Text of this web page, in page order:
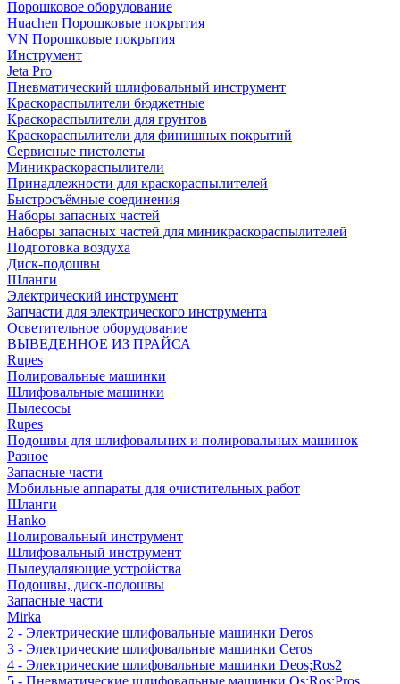
Порошковое оборудование
Huachen Порошковые покрытия
VN Порошковые покрытия
Инструмент
Jeta Pro
Пневматический шлифовальный инструмент
Краскораспылители бюджетные
Краскораспылители для грунтов
Краскораспылители для финишных покрытий
Сервисные пистолеты
Миникраскораспылители
Принадлежности для краскораспылителей
Быстросъёмные соединения
Наборы запасных частей
Наборы запасных частей для миникраскораспылителей
Подготовка воздуха
Диск-подошвы
Шланги
Электрический инструмент
Запчасти для электрического инструмента
Осветительное оборудование
ВЫВЕДЕННОЕ ИЗ ПРАЙСА
Rupes
Полировальные машинки
Шлифовальные машинки
Пылесосы
Rupes
Подошвы для шлифовальних и полировальных машинок
Разное
Запасные части
Мобильные аппараты для очистительных работ
Шланги
Hanko
Полировальный инструмент
Шлифовальный инструмент
Пылеудаляющие устройства
Подошвы, диск-подошвы
Запасные части
Mirka
2 - Электрические шлифовальные машинки Deros
3 - Электрические шлифовальные машинки Ceros
4 - Электрические шлифовальные машинки Deos;Ros2
5 - Пневматические шлифовальные машинки Os;Ros;Pros